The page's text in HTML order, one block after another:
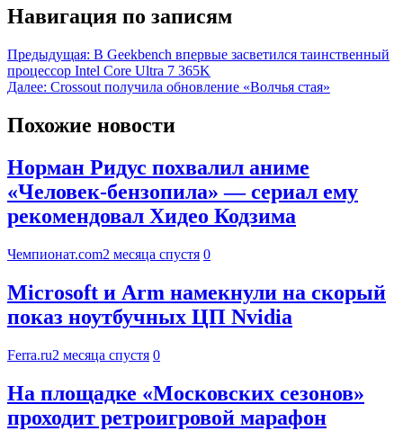
Навигация по записям
Предыдущая: В Geekbench впервые засветился таинственный
процессор Intel Core Ultra 7 365K
Далее: Crossout получила обновление «Волчья стая»
Похожие новости
Норман Ридус похвалил аниме
«Человек-бензопила» — сериал ему
рекомендовал Хидео Кодзима
Чемпионат.com2 месяца спустя 0
Microsoft и Arm намекнули на скорый
показ ноутбучных ЦП Nvidia
Ferra.ru2 месяца спустя 0
На площадке «Московских сезонов»
проходит ретроигровой марафон